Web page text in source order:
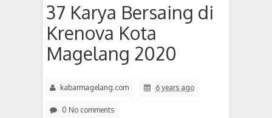
37 Karya Bersaing di
Krenova Kota
Magelang 2020
kabarmagelang.com 6 years ago
0 No comments